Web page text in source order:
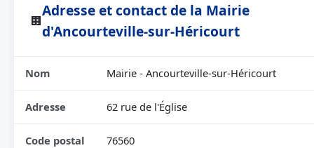
🏢
Adresse et contact de la Mairie
d'Ancourteville-sur-Héricourt
Nom Mairie - Ancourteville-sur-Héricourt
Adresse 62 rue de l'Église
Code postal 76560